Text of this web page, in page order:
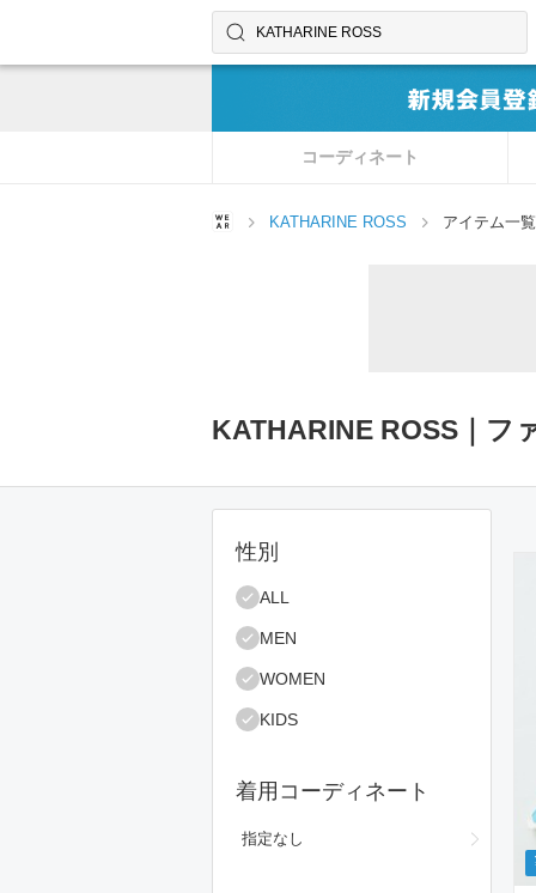
コーディネートやユーザーを探す
検索する
コーディネート
KATHARINE ROSS アイテム一覧
KATHARINE ROSS｜フ
絞り込み条件
性別
ALL
MEN
WOMEN
KIDS
着用コーディネート
指定なし